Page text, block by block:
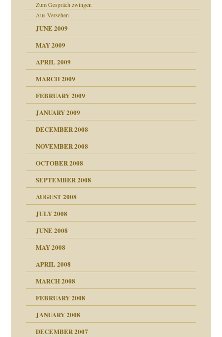
Zum Gespräch zwingen
Aus Versehen
JUNE 2009
MAY 2009
APRIL 2009
MARCH 2009
FEBRUARY 2009
JANUARY 2009
DECEMBER 2008
NOVEMBER 2008
OCTOBER 2008
SEPTEMBER 2008
AUGUST 2008
JULY 2008
Juni 2008
JUNE 2008
und Staat
MAY 2008
APRIL 2008
MARCH 2008
FEBRUARY 2008
JANUARY 2008
DECEMBER 2007